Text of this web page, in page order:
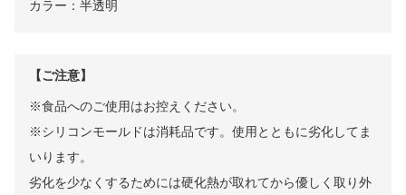
カラー：半透明
【ご注意】
※食品へのご使用はお控えください。
※シリコンモールドは消耗品です。使用とともに劣化してま
いります。
劣化を少なくするためには硬化熱が取れてから優しく取り外